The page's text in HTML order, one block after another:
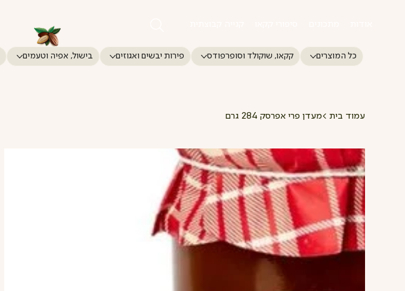
כל המוצרים קקאו, שוקולד וסופרפודס פירות יבשים ואגוזים בישול, אפיה וטעמים
עמוד בית >מעדן פרי אפרסק 284 גרם